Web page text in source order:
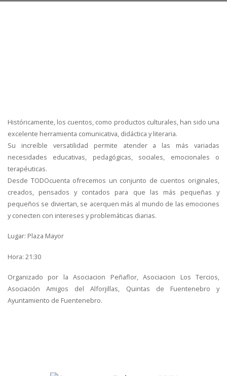
Históricamente, los cuentos, como productos culturales, han sido una
excelente herramienta comunicativa, didáctica y literaria.
Su increíble versatilidad permite atender a las más variadas
necesidades educativas, pedagógicas, sociales, emocionales o
terapéuticas.
Desde TODOcuenta ofrecemos un conjunto de cuentos originales,
creados, pensados y contados para que las más pequeñas y
pequeños se diviertan, se acerquen más al mundo de las emociones
y conecten con intereses y problemáticas diarias.
Lugar: Plaza Mayor
Hora: 21:30
Organizado por la Asociacion Peñaflor, Asociacion Los Tercios,
Asociación Amigos del Alforjillas, Quintas de Fuentenebro y
Ayuntamiento de Fuentenebro.